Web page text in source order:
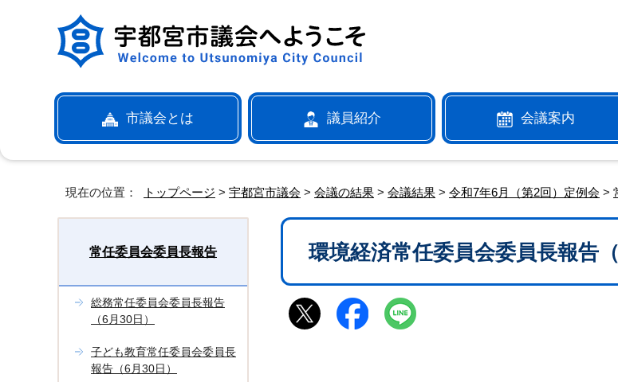
市議会とは 議員紹介 会議案内
現在の位置： トップページ > 宇都宮市議会 > 会議の結果 > 会議結果 > 令和7年6月（第2回）定例会 >
環境経済常任委員会委員長報告（
常任委員会委員長報告
総務常任委員会委員長報告
（6月30日）
子ども教育常任委員会委員長
報告（6月30日）